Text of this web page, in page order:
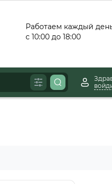
Работаем каждый
с 10:00 до 18:00